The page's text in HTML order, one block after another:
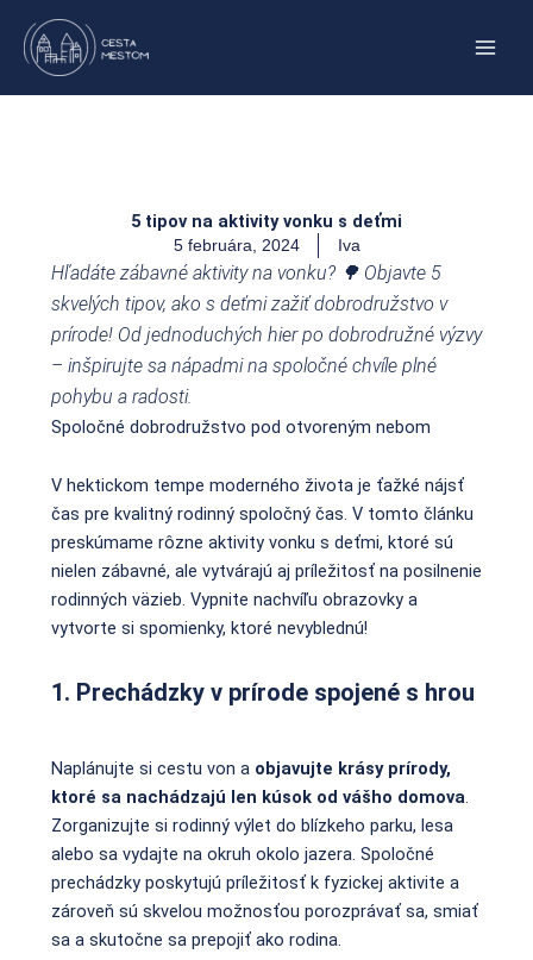
obsah
5 tipov na aktivity vonku s deťmi
5 februára, 2024 Iva
Hľadáte zábavné aktivity na vonku? 🌳 Objavte 5
skvelých tipov, ako s deťmi zažiť dobrodružstvo v
prírode! Od jednoduchých hier po dobrodružné výzvy
– inšpirujte sa nápadmi na spoločné chvíle plné
pohybu a radosti.
Spoločné dobrodružstvo pod otvoreným nebom
V hektickom tempe moderného života je ťažké nájsť
čas pre kvalitný rodinný spoločný čas. V tomto článku
preskúmame rôzne aktivity vonku s deťmi, ktoré sú
nielen zábavné, ale vytvárajú aj príležitosť na posilnenie
rodinných väzieb. Vypnite nachvíľu obrazovky a
vytvorte si spomienky, ktoré nevyblednú!
1. Prechádzky v prírode spojené s hrou
Naplánujte si cestu von a objavujte krásy prírody,
ktoré sa nachádzajú len kúsok od vášho domova.
Zorganizujte si rodinný výlet do blízkeho parku, lesa
alebo sa vydajte na okruh okolo jazera. Spoločné
prechádzky poskytujú príležitosť k fyzickej aktivite a
zároveň sú skvelou možnosťou porozprávať sa, smiať
sa a skutočne sa prepojiť ako rodina.